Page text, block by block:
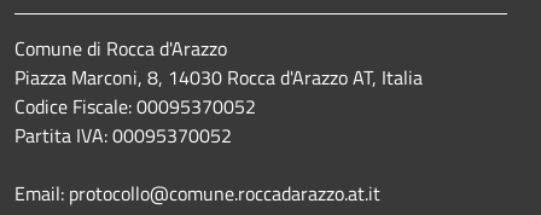
Comune di Rocca d'Arazzo
Piazza Marconi, 8, 14030 Rocca d'Arazzo AT, Italia
Codice Fiscale: 00095370052
Partita IVA: 00095370052
Email: protocollo@comune.roccadarazzo.at.it